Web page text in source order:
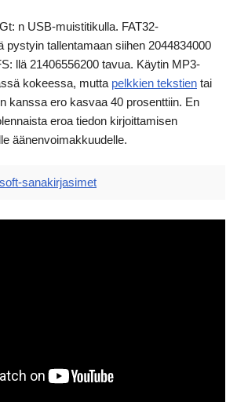
n USB-muistitikulla. FAT32-
pystyin tallentamaan siihen 2044834000
llä 21406556200 tavua. Käytin MP3-
kokeessa, mutta pelkkien tekstien tai
kanssa ero kasvaa 40 prosenttiin. En
eroa tiedon kirjoittamisen
äänenvoimakkuudelle.
sanakirjasimet